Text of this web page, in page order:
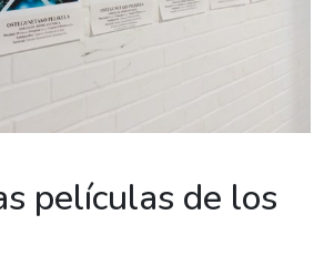
películas de los